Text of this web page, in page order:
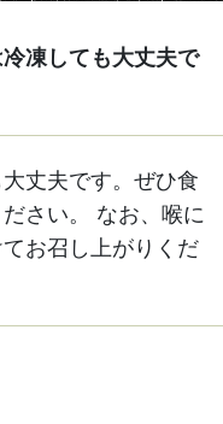
冷凍しても大丈夫で
丈夫です。ぜひ食
さい。 なお、喉に
お召し上がりくだ